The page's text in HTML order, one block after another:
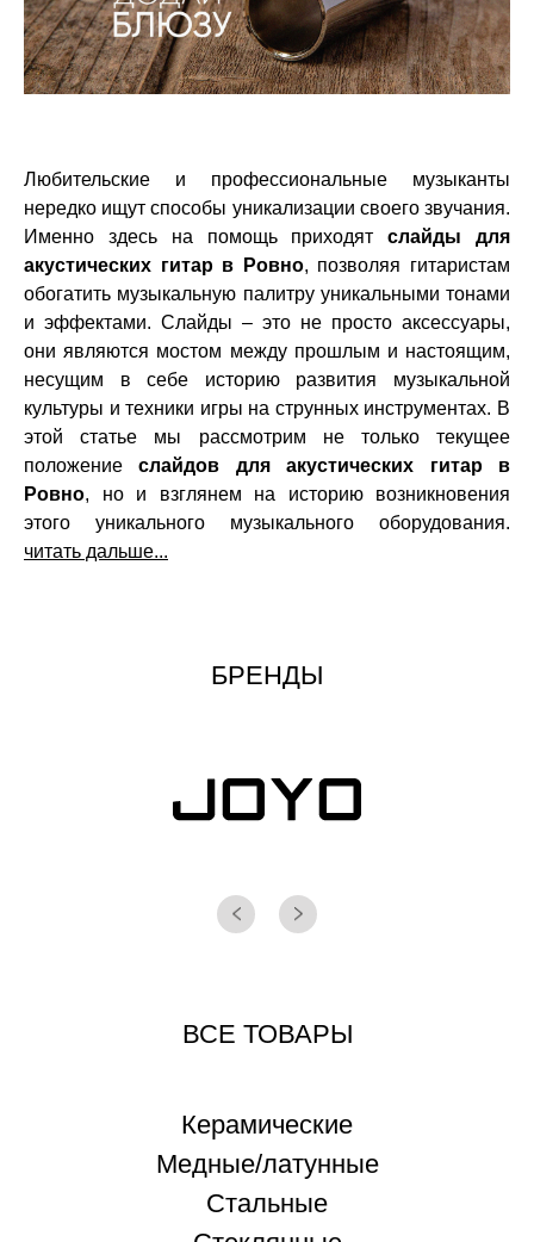
Любительские и профессиональные музыканты
нередко ищут способы уникализации своего звучания.
Именно здесь на помощь приходятслайды для
акустических гитар в Ровно, позволяя гитаристам
обогатить музыкальную палитру уникальными тонами
и эффектами. Слайды – это не просто аксессуары,
они являются мостом между прошлым и настоящим,
несущим в себе историю развития музыкальной
культуры и техники игры на струнных инструментах. В
этой статье мы рассмотрим не только текущее
положениеслайдов для акустических гитар в
Ровно, но и взглянем на историю возникновения
этого уникального музыкального оборудования.
читать дальше...
БРЕНДЫ
ВСЕ ТОВАРЫ
Керамические
Медные/латунные
Стальные